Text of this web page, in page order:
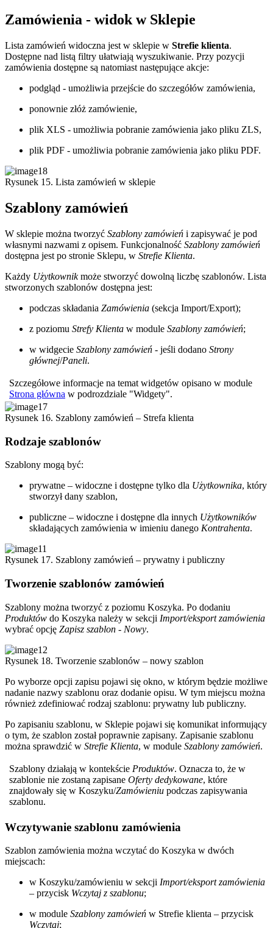
Zamówienia - widok w Sklepie
Lista zamówień widoczna jest w sklepie w Strefie klienta.
Dostępne nad listą filtry ułatwiają wyszukiwanie. Przy pozycji
zamówienia dostępne są natomiast następujące akcje:
podgląd - umożliwia przejście do szczegółów zamówienia,
ponownie złóż zamówienie,
plik XLS - umożliwia pobranie zamówienia jako pliku ZLS,
plik PDF - umożliwia pobranie zamówienia jako pliku PDF.
Rysunek 15. Lista zamówień w sklepie
Szablony zamówień
W sklepie można tworzyć Szablony zamówień i zapisywać je pod
własnymi nazwami z opisem. Funkcjonalność Szablony zamówień
dostępna jest po stronie Sklepu, w Strefie Klienta.
Każdy Użytkownikmoże stworzyć dowolną liczbę szablonów. Lista
stworzonych szablonów dostępna jest:
podczas składania Zamówienia (sekcja Import/Export);
z poziomu Strefy Klienta w module Szablony zamówień;
w widgecie Szablony zamówień - jeśli dodano Strony
głównej/Paneli.
Szczegółowe informacje na temat widgetów opisano w module
Strona główna w podrozdziale "Widgety".
Rysunek 16. Szablony zamówień – Strefa klienta
Rodzaje szablonów
Szablony mogą być:
prywatne – widoczne i dostępne tylko dla Użytkownika, który
stworzył dany szablon,
publiczne – widoczne i dostępne dla innych Użytkowników
składających zamówienia w imieniu danego Kontrahenta.
Rysunek 17. Szablony zamówień – prywatny i publiczny
Tworzenie szablonów zamówień
Szablony można tworzyć z poziomu Koszyka. Po dodaniu
Produktów do Koszyka należy w sekcji Import/eksport zamówienia
wybrać opcję Zapisz szablon - Nowy.
Rysunek 18. Tworzenie szablonów – nowy szablon
Po wyborze opcji zapisu pojawi się okno, w którym będzie możliwe
nadanie nazwy szablonu oraz dodanie opisu. W tym miejscu można
również zdefiniować rodzaj szablonu: prywatny lub publiczny.
Po zapisaniu szablonu, w Sklepie pojawi się komunikat informujący
o tym, że szablon został poprawnie zapisany. Zapisanie szablonu
można sprawdzić w Strefie Klienta, w module Szablony zamówień.
Szablony działają w kontekście Produktów. Oznacza to, że w
szablonie nie zostaną zapisane Oferty dedykowane, które
znajdowały się w Koszyku/Zamówieniu podczas zapisywania
szablonu.
Wczytywanie szablonu zamówienia
Szablon zamówienia można wczytać do Koszyka w dwóch
miejscach:
w Koszyku/zamówieniu w sekcji Import/eksport zamówienia
– przycisk Wczytaj z szablonu;
w module Szablony zamówień w Strefie klienta – przycisk
Wczytaj;